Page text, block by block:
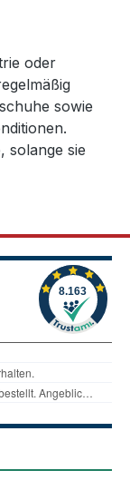
oder
sowie
solange sie